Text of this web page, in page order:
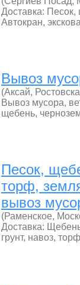
Доставка:
Автокран,
Вывоз
(Аксай,
Вывоз мусора,
щебень,
Песок,
торф,
вывоз
(Раменское,
Доставка:
грунт, навоз,